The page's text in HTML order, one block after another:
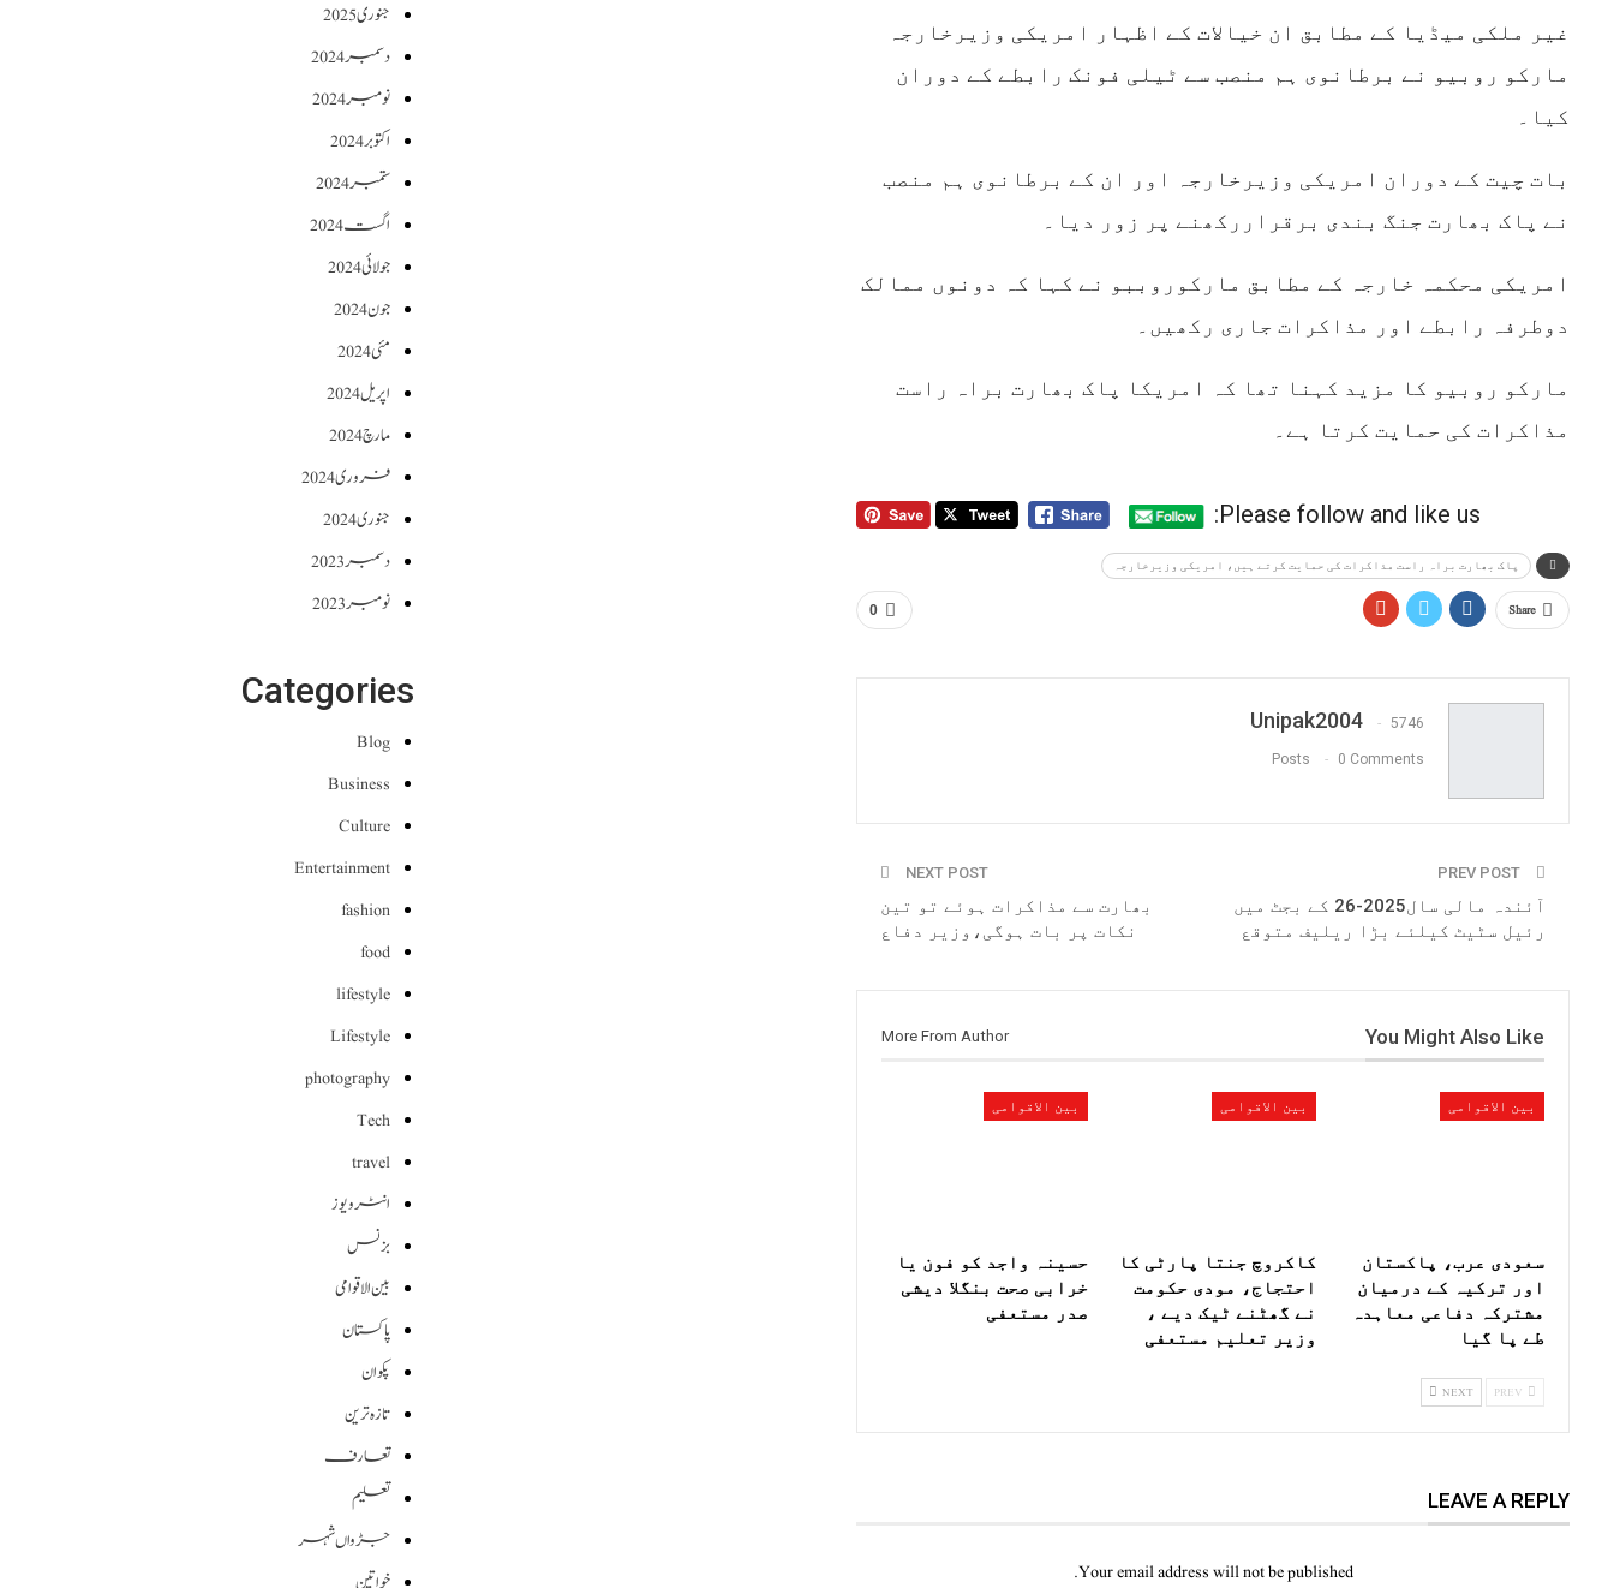
غیر ملکی میڈیا کے مطابق ان خیالات کے اظہار امریکی وزیرخارجہ
مارکو روبیو نے برطانوی ہم منصب سے ٹیلی فونک رابطے کے دوران
کیا۔
بات چیت کے دوران امریکی وزیرخارجہ اور ان کے برطانوی ہم منصب
نے پاک بھارت جنگ بندی برقراررکھنے پر زور دیا۔
امریکی محکمہ خارجہ کے مطابق مارکوروببو نے کہا کہ دونوں ممالک
دوطرفہ رابطے اور مذاکرات جاری رکھیں۔
مارکو روبیو کا مزید کہنا تھا کہ امریکا پاک بھارت براہ راست
مذاکرات کی حمایت کرتا ہے۔
Please follow and like us:
پاک بھارت براہ راست مذاکرات کی حمایت کرتے ہیں، امریکی وزیرخارجہ
0 Share
Unipak2004 5746
Posts 0 Comments
آئندہ مالی سال2025-26 کے بجٹ میں
رئیل سٹیٹ کیلئے بڑا ریلیف متوقع
NEXT POST
بھارت سے مذاکرات ہوئے تو تین
نکات پر بات ہوگی،وزیر دفاع
You Might Also Like
More From Author
بین الاقوامی
سعودی عرب، پاکستان
اور ترکیہ کے درمیان
مشترکہ دفاعی معاہدہ
طے پا گیا
بین الاقوامی
کاکروچ جنتا پارٹی کا
احتجاج، مودی حکومت
نے گھٹنے ٹیک دیے ،
وزیر تعلیم مستعفی
بین الاقوامی
حسینہ واجد کو فون یا
خرابی صحت بنگلا دیشی
صدر مستعفی
NEXT
LEAVE A REPLY
Your email address will not be published.
جنوری 2025
دسمبر 2024
نومبر 2024
اکتوبر 2024
ستمبر 2024
اگست 2024
جولائی 2024
جون 2024
مئی 2024
اپریل 2024
مارچ 2024
فروری 2024
جنوری 2024
دسمبر 2023
نومبر 2023
Categories
Blog
Business
Culture
Entertainment
fashion
food
lifestyle
Lifestyle
photography
Tech
travel
انٹرویوز
بزنس
بین الاقوامی
پاکستان
پکوان
تازہ ترین
تعارف
تعلیم
جڑواں شہر